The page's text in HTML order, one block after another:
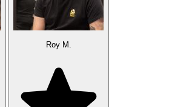
Roy Μ.